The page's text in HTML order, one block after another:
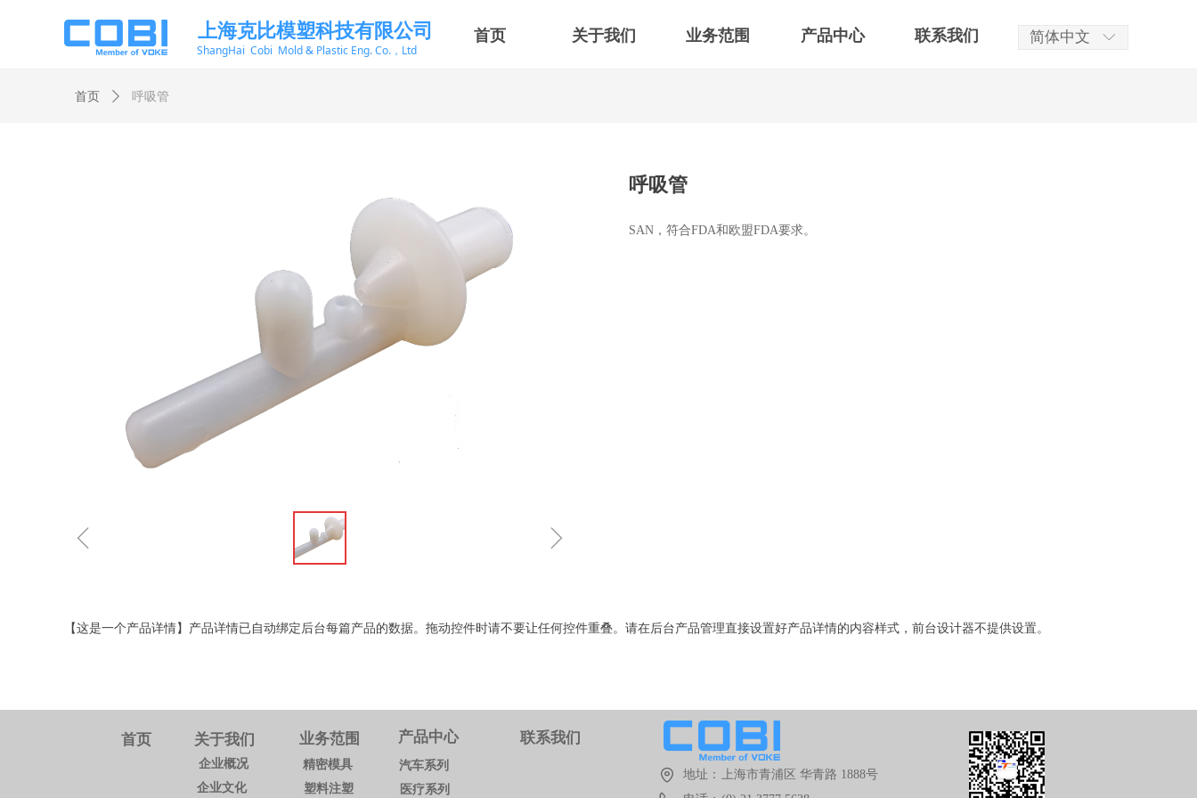
首页 关于我们 业务范围 产品中心 联系我们 ꀅ
简体中文
上海克比模塑科技有限公司
ShangHai Cobi Mold & Plastic Eng. Co.，Ltd
首页 ꄲ 呼吸管
ꁆ ꁇ
呼吸管
SAN，符合FDA和欧盟FDA要求。
【这是一个产品详情】产品详情已自动绑定后台每篇产品的数据。拖动控件时请不要让任何控件重叠。请在后台产品管理直接设置好产品详情的内容样式，前台设计器不提供设置。
地址： 上海市青浦区 华青路 1888号
首页 关于我们 业务范围 产品中心 联系我们
企业概况
企业文化
精密模具
塑料注塑
汽车系列
医疗系列